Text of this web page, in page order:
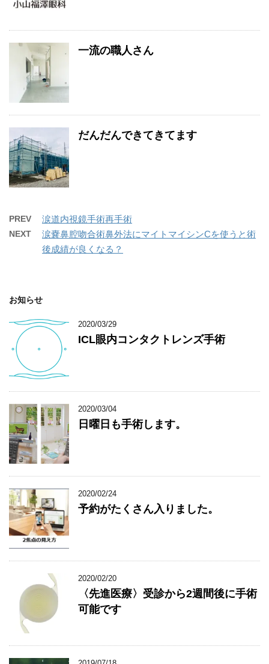
一流の職人さん
だんだんできてきてます
PREV 涙道内視鏡手術再手術
NEXT
涙嚢鼻腔吻合術鼻外法にマイトマイシンCを使うと術
後成績が良くなる？
お知らせ
2020/03/29
ICL眼内コンタクトレンズ手術
2020/03/04
日曜日も手術します。
2020/02/24
予約がたくさん入りました。
2020/02/20
〈先進医療〉受診から2週間後に手術
可能です